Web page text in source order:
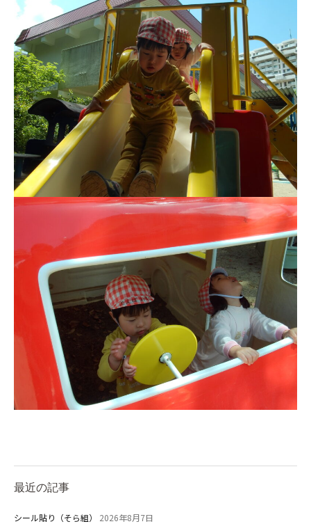
最近の記事
シール貼り（そら組） 2026年8月7日
お知らせ